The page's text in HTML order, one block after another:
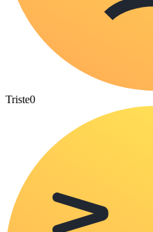
Triste0